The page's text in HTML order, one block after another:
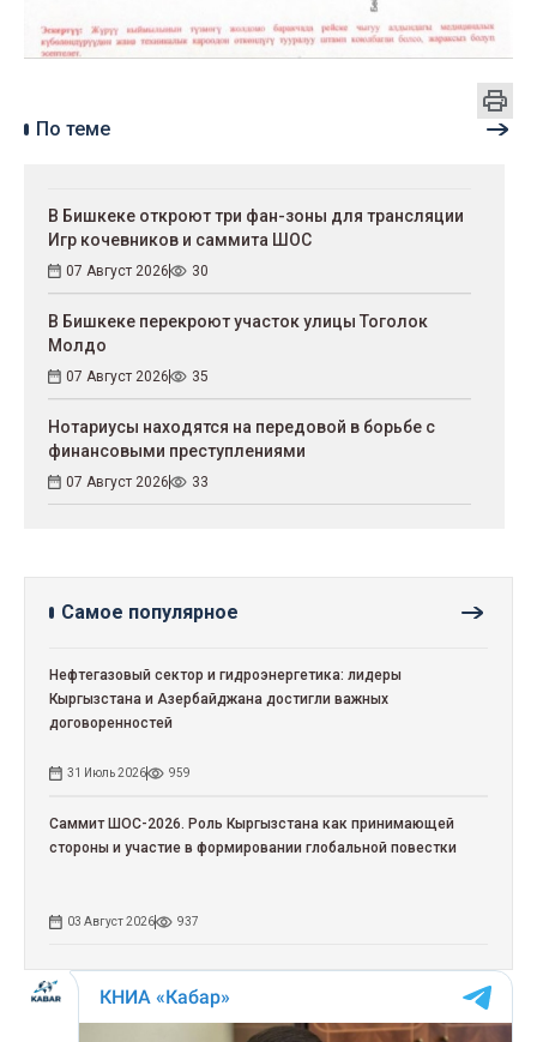
По теме
В Бишкеке откроют три фан-зоны для трансляции
Игр кочевников и саммита ШОС
07 Август 2026 30
В Бишкеке перекроют участок улицы Тоголок
Молдо
07 Август 2026 35
Нотариусы находятся на передовой в борьбе с
финансовыми преступлениями
07 Август 2026 33
Самое популярное
Нефтегазовый сектор и гидроэнергетика: лидеры
Кыргызстана и Азербайджана достигли важных
договоренностей
31 Июль 2026 959
Саммит ШОС-2026. Роль Кыргызстана как принимающей
стороны и участие в формировании глобальной повестки
03 Август 2026 937